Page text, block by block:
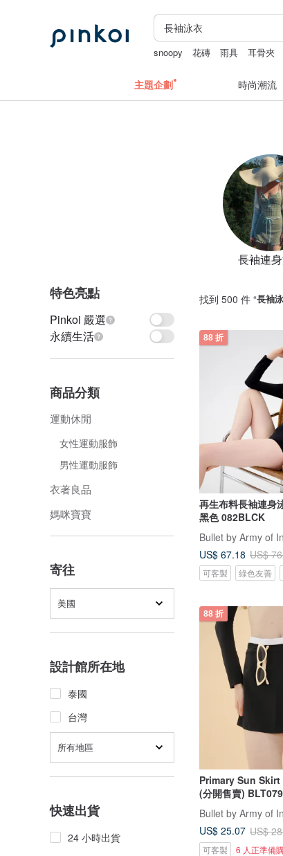
snoopy 花磚 雨具 耳骨夾
主題企劃 時尚潮流
長袖連
特色亮點
Pinkoi 嚴選
永續生活
商品分類
運動休閒
女性運動服飾
男性運動服飾
衣著良品
媽咪寶寶
寄往
美國
設計館所在地
泰國
台灣
所有地區
快速出貨
24 小時出貨
找到 500 件 “長袖
88 折
再生布料長袖連
黑色 082BLCK
Bullet by Army of
US$ 67.18 US$
可客製 綠色友善
88 折
Primary Sun Skirt
(分開售賣)
Bullet by Army of
US$ 25.07 US$
可客製 6 人正準備